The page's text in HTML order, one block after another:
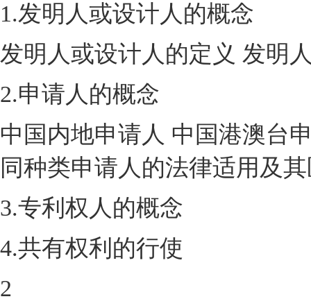
1.发明人或设计人的概念
发明人或设计人的定义 发明
2.申请人的概念
中国内地申请人 中国港澳台
同种类申请人的法律适用及
3.专利权人的概念
4.共有权利的行使
2